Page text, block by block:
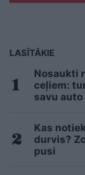
LASĪTĀKIE
Nosaukti
ceļiem:
savu auto
Kas
durvis?
pusi